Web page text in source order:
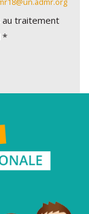
au traitement
*